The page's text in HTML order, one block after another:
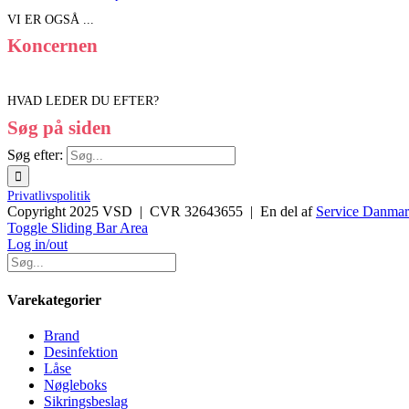
VI ER OGSÅ ...
Koncernen
HVAD LEDER DU EFTER?
Søg på siden
Søg efter:
Privatlivspolitik
Copyright 2025 VSD | CVR 32643655 | En del af Service
Toggle Sliding Bar Area
Log in/out
Varekategorier
Brand
Desinfektion
Låse
Nøgleboks
Sikringsbeslag